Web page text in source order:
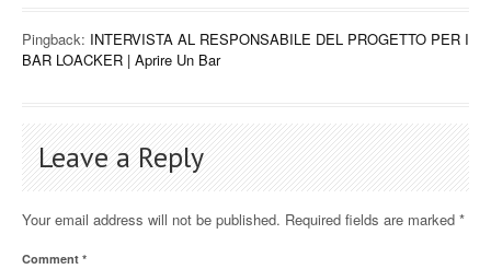
Pingback: INTERVISTA AL RESPONSABILE DEL PROGETTO PER I
BAR LOACKER | Aprire Un Bar
Leave a Reply
Your email address will not be published. Required fields are marked *
Comment *